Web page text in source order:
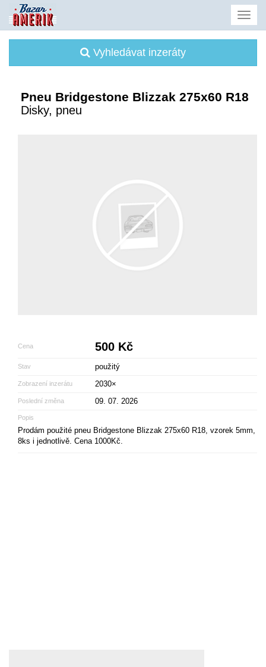
Vyhledávat inzeráty
Pneu Bridgestone Blizzak 275x60 R18
Disky, pneu
Cena 500 Kč
Stav použitý
Zobrazení inzerátu 2030×
Poslední změna 09. 07. 2026
Popis
Prodám použité pneu Bridgestone Blizzak 275x60 R18, vzorek 5mm,
8ks i jednotlivě. Cena 1000Kč.